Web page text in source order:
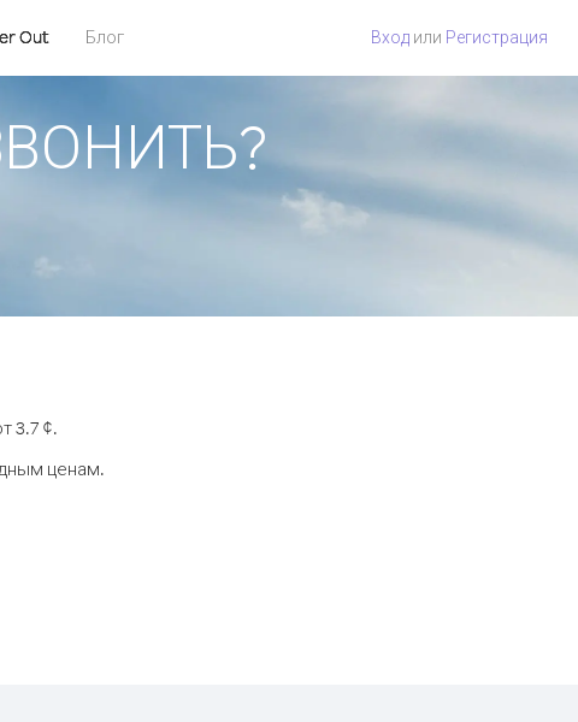
Out Блог Вход или Регистрация
3.7 ¢.
ценам.